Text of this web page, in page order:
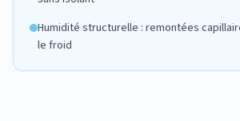
Humidité structurelle : remontées
le froid